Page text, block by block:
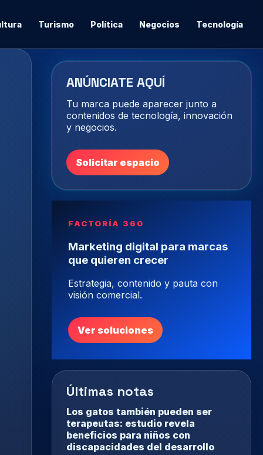
Turismo Política Negocios Tecnología
ANÚNCIATE AQUÍ
Tu marca puede aparecer junto a
contenidos de tecnología, innovación
y negocios.
Solicitar espacio
FACTORÍA 360
Marketing digital para marcas
que quieren crecer
Estrategia, contenido y pauta con
visión comercial.
Ver soluciones
Últimas notas
Los gatos también pueden ser
terapeutas: estudio revela
beneficios para niños con
discapacidades del desarrollo